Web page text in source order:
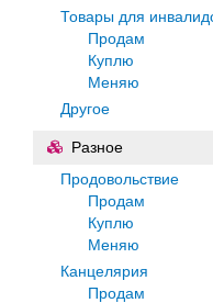
Товары для
Продам
Куплю
Меняю
Другое
Разное
Продовольствие
Продам
Куплю
Меняю
Канцелярия
Продам